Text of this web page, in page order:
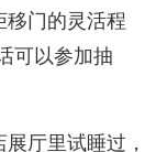
移门的灵活程
可以参加抽
厅里试睡过，